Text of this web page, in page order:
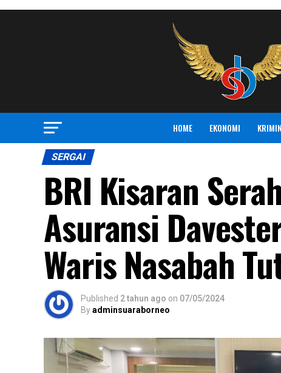
HOME EKONOMI
SERGAI
BRI Kisaran
Asuransi
Waris Nasabah
Published 2 tahun ago on 07/05/2024
Byadminsuaraborneo